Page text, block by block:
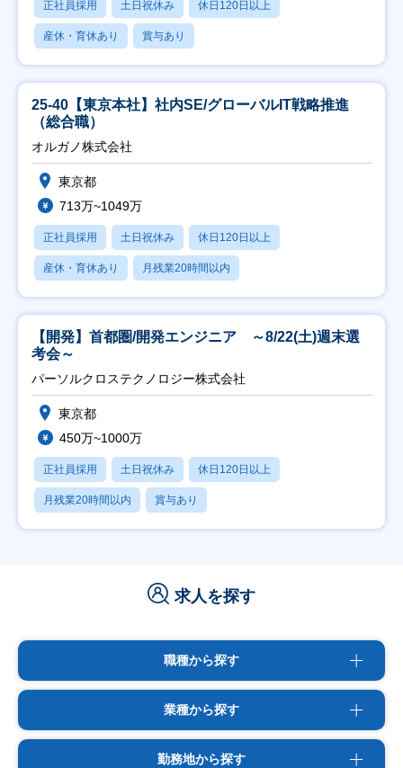
正社員採用 土日祝休み 休日120日以上
産休・育休あり 賞与あり
25-40【東京本社】社内SE/グローバルIT戦略推進
（総合職）
オルガノ株式会社
東京都
713万~1049万
正社員採用 土日祝休み 休日120日以上
産休・育休あり 月残業20時間以内
【開発】首都圏/開発エンジニア ～8/22(土)週末選
考会～
パーソルクロステクノロジー株式会社
東京都
450万~1000万
正社員採用 土日祝休み 休日120日以上
月残業20時間以内 賞与あり
求人を探す
職種から探す
業種から探す
勤務地から探す